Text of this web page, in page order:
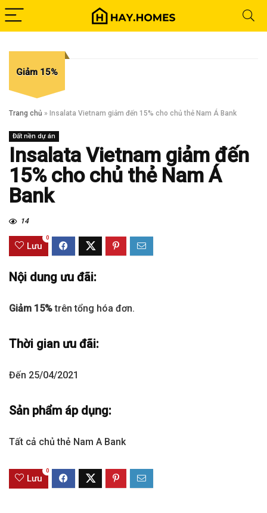
Giảm 15%
Trang chủ » Insalata Vietnam giảm đến 15% cho chủ thẻ Nam Á Bank
Đất nền dự án
Insalata Vietnam giảm đến
15% cho chủ thẻ Nam Á
Bank
14
Lưu
0
Nội dung ưu đãi:
Giảm 15%trên tổng hóa đơn.
Thời gian ưu đãi:
Đến 25/04/2021
Sản phẩm áp dụng:
Tất cả chủ thẻ Nam A Bank
Lưu
0